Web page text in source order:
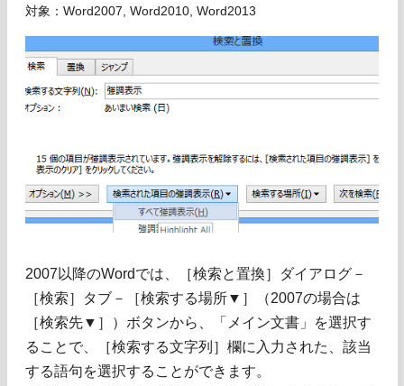
対象：Word2007, Word2010, Word2013
2007以降のWordでは、［検索と置換］ダイアログ－
［検索］タブ－［検索する場所▼］（2007の場合は
［検索先▼］）ボタンから、「メイン文書」を選択す
ることで、［検索する文字列］欄に入力された、該当
する語句を選択することができます。